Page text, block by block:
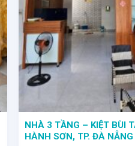
NHÀ 3 TẦNG – KIỆT BÙI
HÀNH SƠN, TP. ĐÀ NẴNG